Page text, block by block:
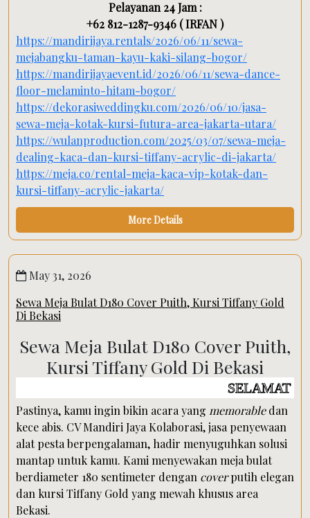
Pelayanan 24 Jam :
+62 812-1287-9346 ( IRFAN )
https://mandirijaya.rentals/2026/06/11/sewa-
mejabangku-taman-kayu-kaki-silang-bogor/
https://mandirijayaevent.id/2026/06/11/sewa-dance-
floor-melaminto-hitam-bogor/
https://dekorasiweddingku.com/2026/06/10/jasa-
sewa-meja-kotak-kursi-futura-area-jakarta-utara/
https://wulanproduction.com/2025/03/07/sewa-meja-
dealing-kaca-dan-kursi-tiffany-acrylic-di-jakarta/
https://meja.co/rental-meja-kaca-vip-kotak-dan-
kursi-tiffany-acrylic-jakarta/
More Details
May 31, 2026
Sewa Meja Bulat D180 Cover Puith, Kursi Tiffany Gold
Di Bekasi
Sewa Meja Bulat D180 Cover Puith,
Kursi Tiffany Gold Di Bekasi
SELAMAT DATANG DI
Pastinya, kamu ingin bikin acara yang memorabledan
kece abis. CV Mandiri Jaya Kolaborasi, jasa penyewaan
alat pesta berpengalaman, hadir menyuguhkan solusi
mantap untuk kamu. Kami menyewakan meja bulat
berdiameter 180 sentimeter dengan coverputih elegan
dan kursi Tiffany Gold yang mewah khusus area
Bekasi.